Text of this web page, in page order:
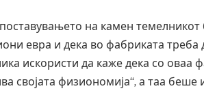
на камен темелникот
евра и дека во фабриката треба
искористи да каже дека со оваа
својата физиономија“, а таа